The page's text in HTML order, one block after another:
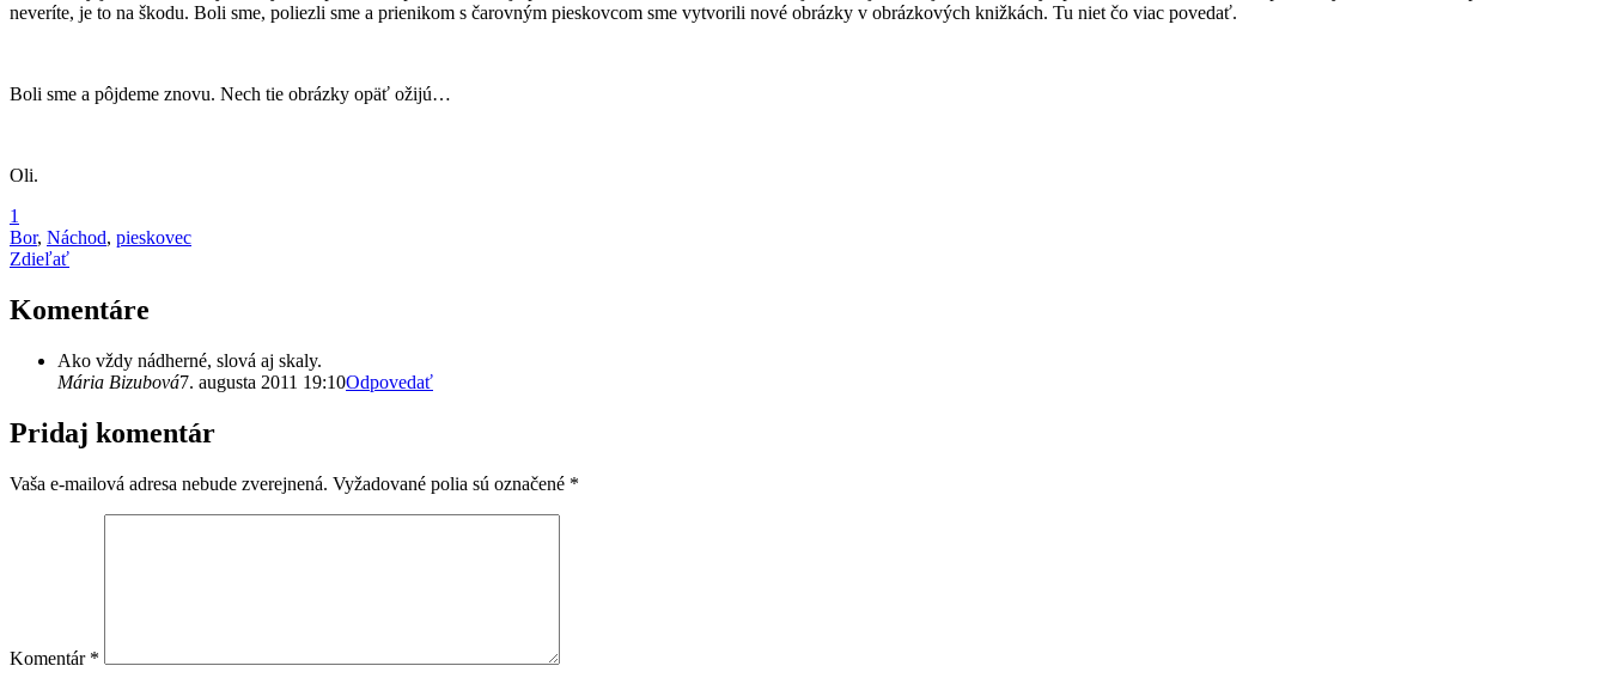
neveríte, je to na škodu. Boli sme, poliezli sme a prienikom s čarovným pieskovcom sme vytvorili nové obrázky v obrázkových knižkách. Tu niet čo viac povedať.
Boli sme a pôjdeme znovu. Nech tie obrázky opäť ožijú…
Oli.
1
Bor, Náchod, pieskovec
Zdieľať
Komentáre
Ako vždy nádherné, slová aj skaly.
Mária Bizubová7. augusta 2011 19:10Odpovedať
Pridaj komentár
Vaša e-mailová adresa nebude zverejnená. Vyžadované polia sú označené *
Komentár *